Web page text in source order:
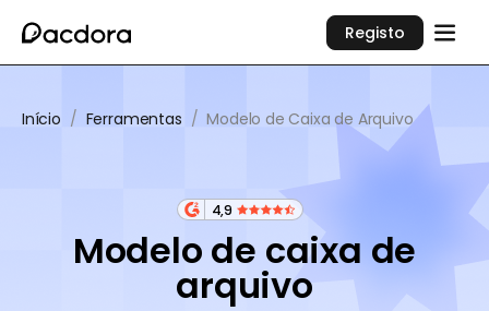
Registo
Início / Ferramentas / Modelo de Caixa de Arquivo
4,9
Modelo de caixa de
arquivo